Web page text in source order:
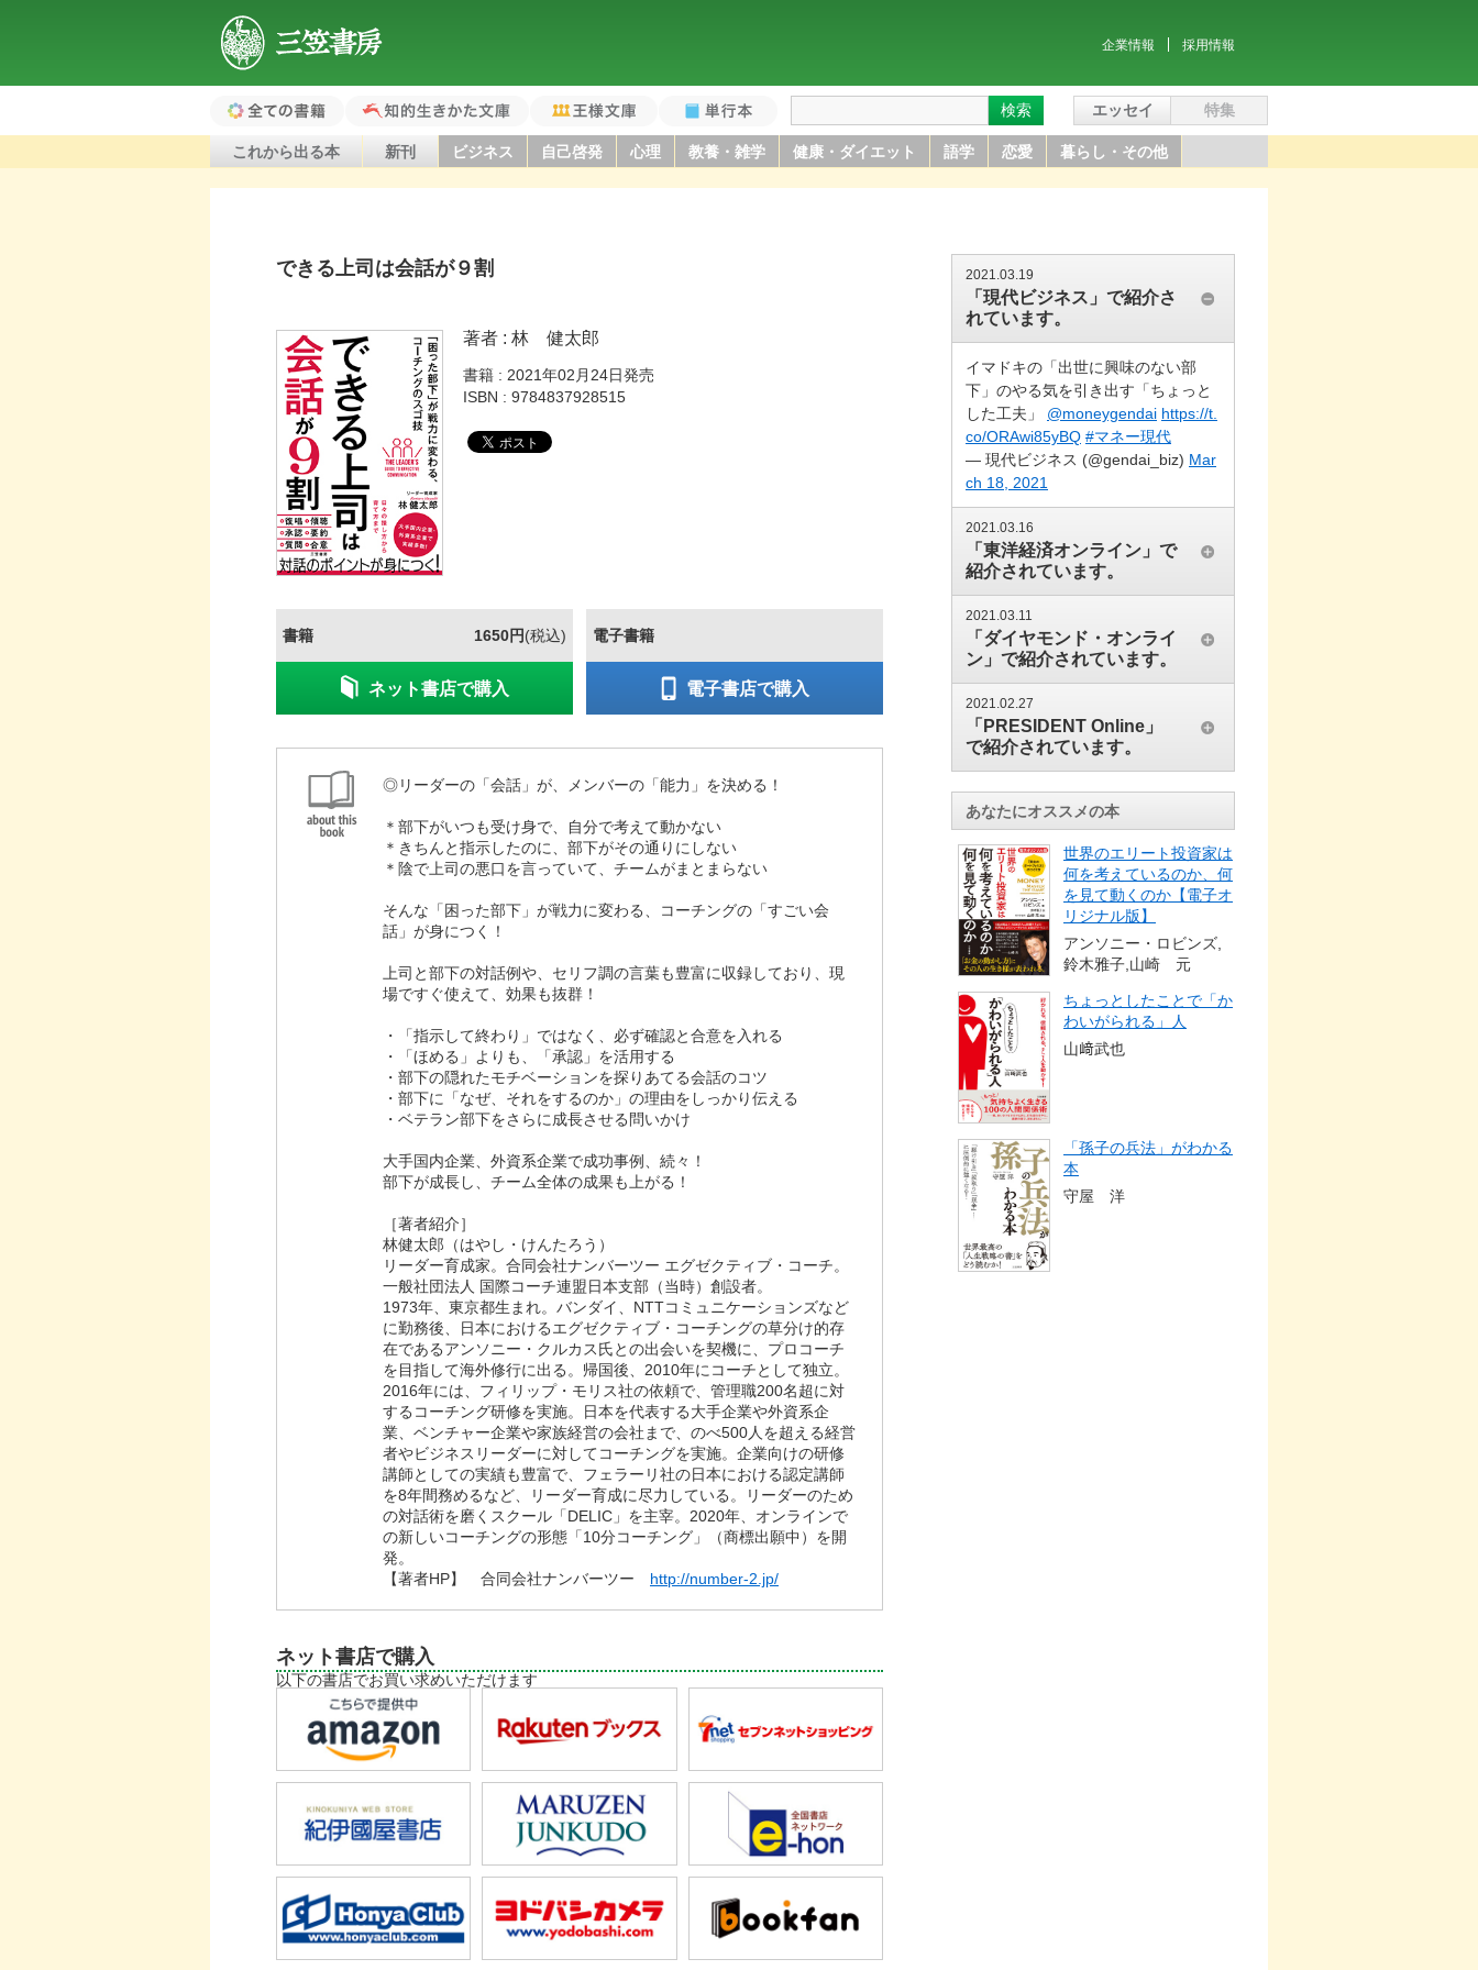
企業情報 採用情報
全ての書籍（ホ
ーム）
知的生きかた文庫 王様文庫 単行本
これから出る本 新刊 ビジネス 自己啓発 心理 教養・雑学 健康・ダイエット 語学 恋愛 暮らし・その他
エッセイ 特集
検索
できる上司は会話が９割
著者 林 健太郎
書籍
2021年02月24日発売
ISBN
9784837928515
書籍 1650円(税込)
ネット書店で購入
電子書籍
電子書店で購入
◎リーダーの「会話」が、メンバーの「能力」を決める！
＊部下がいつも受け身で、自分で考えて動かない
＊きちんと指示したのに、部下がその通りにしない
＊陰で上司の悪口を言っていて、チームがまとまらない
そんな「困った部下」が戦力に変わる、コーチングの「すごい会
話」が身につく！
上司と部下の対話例や、セリフ調の言葉も豊富に収録しており、現
場ですぐ使えて、効果も抜群！
・「指示して終わり」ではなく、必ず確認と合意を入れる
・「ほめる」よりも、「承認」を活用する
・部下の隠れたモチベーションを探りあてる会話のコツ
・部下に「なぜ、それをするのか」の理由をしっかり伝える
・ベテラン部下をさらに成長させる問いかけ
大手国内企業、外資系企業で成功事例、続々！
部下が成長し、チーム全体の成果も上がる！
［著者紹介］
林健太郎（はやし・けんたろう）
リーダー育成家。合同会社ナンバーツー エグゼクティブ・コーチ。
一般社団法人 国際コーチ連盟日本支部（当時）創設者。
1973年、東京都生まれ。バンダイ、NTTコミュニケーションズなど
に勤務後、日本におけるエグゼクティブ・コーチングの草分け的存
在であるアンソニー・クルカス氏との出会いを契機に、プロコーチ
を目指して海外修行に出る。帰国後、2010年にコーチとして独立。
2016年には、フィリップ・モリス社の依頼で、管理職200名超に対
するコーチング研修を実施。日本を代表する大手企業や外資系企
業、ベンチャー企業や家族経営の会社まで、のべ500人を超える経営
者やビジネスリーダーに対してコーチングを実施。企業向けの研修
講師としての実績も豊富で、フェラーリ社の日本における認定講師
を8年間務めるなど、リーダー育成に尽力している。リーダーのため
の対話術を磨くスクール「DELIC」を主宰。2020年、オンラインで
の新しいコーチングの形態「10分コーチング」（商標出願中）を開
発。
【著者HP】 合同会社ナンバーツー http://number-2.jp/
ネット書店で購入
以下の書店でお買い求めいただけます
2021.03.19
「現代ビジネス」で紹介さ
れています。
イマドキの「出世に興味のない部
下」のやる気を引き出す「ちょっと
した工夫」 @moneygendai https://t.
co/ORAwi85yBQ #マネー現代
— 現代ビジネス (@gendai_biz) Mar
ch 18, 2021
2021.03.16
「東洋経済オンライン」で
紹介されています。
2021.03.11
「ダイヤモンド・オンライ
ン」で紹介されています。
2021.02.27
「PRESIDENT Online」
で紹介されています。
あなたにオススメの本
世界のエリート投資家は
何を考えているのか、何
を見て動くのか【電子オ
リジナル版】
アンソニー・ロビンズ,
鈴木雅子,山崎 元
ちょっとしたことで「か
わいがられる」人
山﨑武也
「孫子の兵法」がわかる
本
守屋 洋